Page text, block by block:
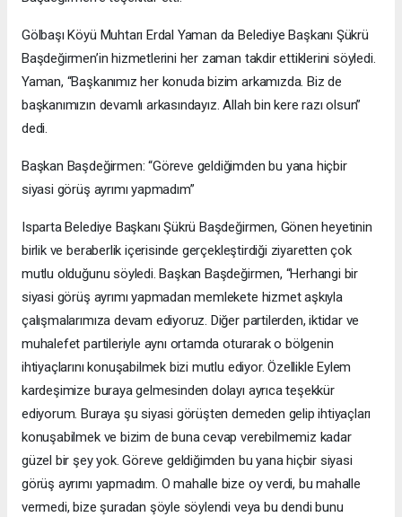
Gölbaşı Köyü Muhtarı Erdal Yaman da Belediye Başkanı Şükrü
Başdeğirmen’in hizmetlerini her zaman takdir ettiklerini söyledi.
Yaman, “Başkanımız her konuda bizim arkamızda. Biz de
başkanımızın devamlı arkasındayız. Allah bin kere razı olsun”
dedi.
Başkan Başdeğirmen: “Göreve geldiğimden bu yana hiçbir
siyasi görüş ayrımı yapmadım”
Isparta Belediye Başkanı Şükrü Başdeğirmen, Gönen heyetinin
birlik ve beraberlik içerisinde gerçekleştirdiği ziyaretten çok
mutlu olduğunu söyledi. Başkan Başdeğirmen, “Herhangi bir
siyasi görüş ayrımı yapmadan memlekete hizmet aşkıyla
çalışmalarımıza devam ediyoruz. Diğer partilerden, iktidar ve
muhalefet partileriyle aynı ortamda oturarak o bölgenin
ihtiyaçlarını konuşabilmek bizi mutlu ediyor. Özellikle Eylem
kardeşimize buraya gelmesinden dolayı ayrıca teşekkür
ediyorum. Buraya şu siyasi görüşten demeden gelip ihtiyaçları
konuşabilmek ve bizim de buna cevap verebilmemiz kadar
güzel bir şey yok. Göreve geldiğimden bu yana hiçbir siyasi
görüş ayrımı yapmadım. O mahalle bize oy verdi, bu mahalle
vermedi, bize şuradan şöyle söylendi veya bu dendi bunu